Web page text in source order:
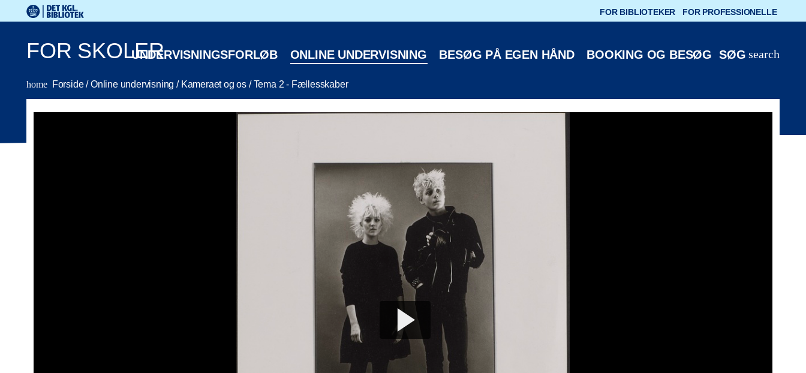
Gå til hovedindholdet
Det Kongelige Biblioteks logo. Gå til Det Kongelige Biblioteks hjemmeside
FOR SKOLERUNDERVISNINGSFORLØB ONLINE UNDERVISNING BESØG PÅ EGEN HÅND BOOKING OG BESØG search
SØG
FOR BIBLIOTEKER FOR PROFESSIONELLE
home Forside/ Online undervisning/ Kameraet og os / Tema 2 - Fællesskaber